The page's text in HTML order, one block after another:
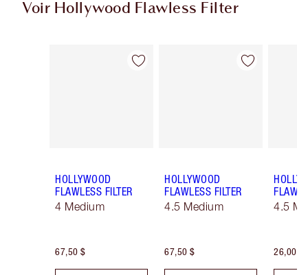
Voir Hollywood Flawless Filter
Article 1 sur 26
HOLLYWOOD
FLAWLESS FILTER
4 Medium
67,50 $
Article 2 sur 26
HOLLYWOOD
FLAWLESS FILTER
4.5 Medium
67,50 $
4.5
26,00 $